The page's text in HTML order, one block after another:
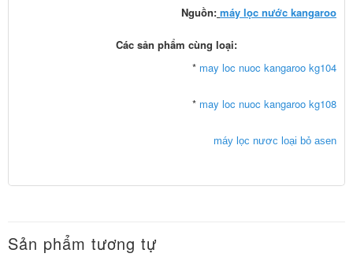
Nguồn: máy lọc nước kangaroo
Các sản phẩm cùng loại:
* may loc nuoc kangaroo kg104
* may loc nuoc kangaroo kg108
máy lọc nươc loại bỏ asen
Sản phẩm tương tự